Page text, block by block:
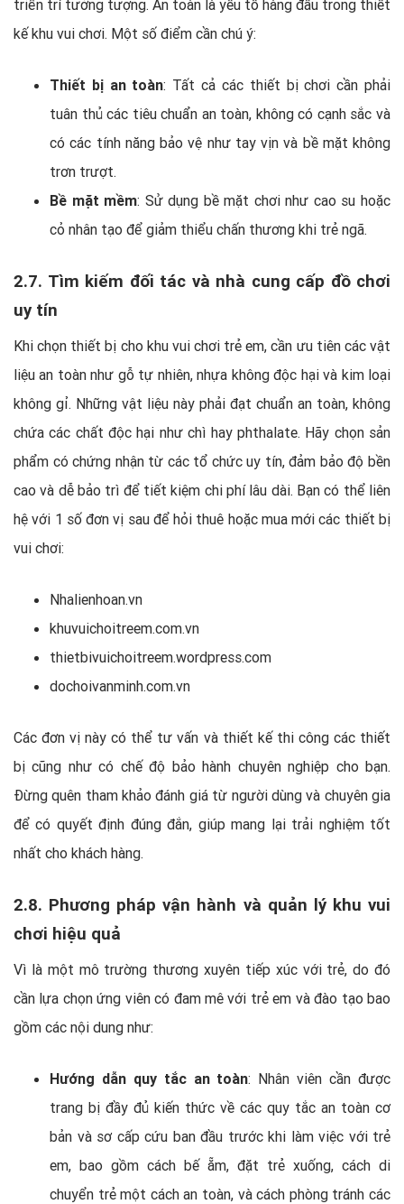
triển trí tưởng tượng. An toàn là yếu tố hàng đầu trong thiết
kế khu vui chơi. Một số điểm cần chú ý:
Thiết bị an toàn: Tất cả các thiết bị chơi cần phải
tuân thủ các tiêu chuẩn an toàn, không có cạnh sắc và
có các tính năng bảo vệ như tay vịn và bề mặt không
trơn trượt.
Bề mặt mềm: Sử dụng bề mặt chơi như cao su hoặc
cỏ nhân tạo để giảm thiểu chấn thương khi trẻ ngã.
2.7. Tìm kiếm đối tác và nhà cung cấp đồ chơi
uy tín
Khi chọn thiết bị cho khu vui chơi trẻ em, cần ưu tiên các vật
liệu an toàn như gỗ tự nhiên, nhựa không độc hại và kim loại
không gỉ. Những vật liệu này phải đạt chuẩn an toàn, không
chứa các chất độc hại như chì hay phthalate. Hãy chọn sản
phẩm có chứng nhận từ các tổ chức uy tín, đảm bảo độ bền
cao và dễ bảo trì để tiết kiệm chi phí lâu dài. Bạn có thể liên
hệ với 1 số đơn vị sau để hỏi thuê hoặc mua mới các thiết bị
vui chơi:
Nhalienhoan.vn
khuvuichoitreem.com.vn
thietbivuichoitreem.wordpress.com
dochoivanminh.com.vn
Các đơn vị này có thể tư vấn và thiết kế thi công các thiết
bị cũng như có chế độ bảo hành chuyên nghiệp cho bạn.
Đừng quên tham khảo đánh giá từ người dùng và chuyên gia
để có quyết định đúng đắn, giúp mang lại trải nghiệm tốt
nhất cho khách hàng.
2.8. Phương pháp vận hành và quản lý khu vui
chơi hiệu quả
Vì là một mô trường thương xuyên tiếp xúc với trẻ, do đó
cần lựa chọn ứng viên có đam mê với trẻ em và đào tạo bao
gồm các nội dung như:
Hướng dẫn quy tắc an toàn: Nhân viên cần được
trang bị đầy đủ kiến thức về các quy tắc an toàn cơ
bản và sơ cấp cứu ban đầu trước khi làm việc với trẻ
em, bao gồm cách bế ẵm, đặt trẻ xuống, cách di
chuyển trẻ một cách an toàn, và cách phòng tránh các